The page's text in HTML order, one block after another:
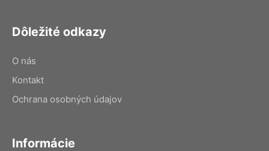
Dôležité odkazy
O nás
Kontakt
Ochrana osobných údajov
Informácie